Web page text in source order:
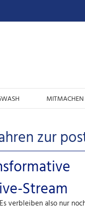
zur
Stream
verbleiben also nur